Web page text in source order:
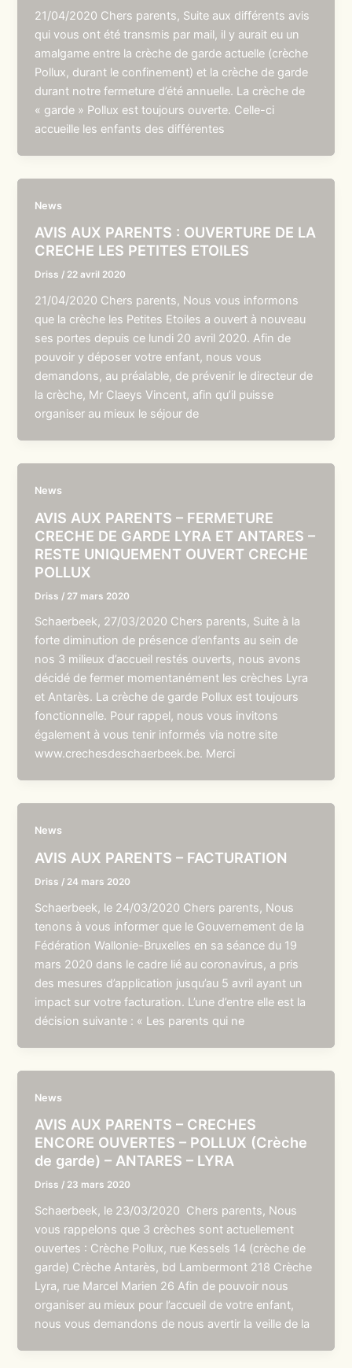
21/04/2020 Chers parents, Suite aux différents avis
qui vous ont été transmis par mail, il y aurait eu un
amalgame entre la crèche de garde actuelle (crèche
Pollux, durant le confinement) et la crèche de garde
durant notre fermeture d’été annuelle. La crèche de
« garde » Pollux est toujours ouverte. Celle-ci
accueille les enfants des différentes
News
AVIS AUX PARENTS : OUVERTURE DE LA
CRECHE LES PETITES ETOILES
Driss / 22 avril 2020
21/04/2020 Chers parents, Nous vous informons
que la crèche les Petites Etoiles a ouvert à nouveau
ses portes depuis ce lundi 20 avril 2020. Afin de
pouvoir y déposer votre enfant, nous vous
demandons, au préalable, de prévenir le directeur de
la crèche, Mr Claeys Vincent, afin qu’il puisse
organiser au mieux le séjour de
News
AVIS AUX PARENTS – FERMETURE
CRECHE DE GARDE LYRA ET ANTARES –
RESTE UNIQUEMENT OUVERT CRECHE
POLLUX
Driss / 27 mars 2020
Schaerbeek, 27/03/2020 Chers parents, Suite à la
forte diminution de présence d’enfants au sein de
nos 3 milieux d’accueil restés ouverts, nous avons
décidé de fermer momentanément les crèches Lyra
et Antarès. La crèche de garde Pollux est toujours
fonctionnelle. Pour rappel, nous vous invitons
également à vous tenir informés via notre site
www.crechesdeschaerbeek.be. Merci
News
AVIS AUX PARENTS – FACTURATION
Driss / 24 mars 2020
Schaerbeek, le 24/03/2020 Chers parents, Nous
tenons à vous informer que le Gouvernement de la
Fédération Wallonie-Bruxelles en sa séance du 19
mars 2020 dans le cadre lié au coronavirus, a pris
des mesures d’application jusqu’au 5 avril ayant un
impact sur votre facturation. L’une d’entre elle est la
décision suivante : « Les parents qui ne
News
AVIS AUX PARENTS – CRECHES
ENCORE OUVERTES – POLLUX (Crèche
de garde) – ANTARES – LYRA
Driss / 23 mars 2020
Schaerbeek, le 23/03/2020 Chers parents, Nous
vous rappelons que 3 crèches sont actuellement
ouvertes : Crèche Pollux, rue Kessels 14 (crèche de
garde) Crèche Antarès, bd Lambermont 218 Crèche
Lyra, rue Marcel Marien 26 Afin de pouvoir nous
organiser au mieux pour l’accueil de votre enfant,
nous vous demandons de nous avertir la veille de la